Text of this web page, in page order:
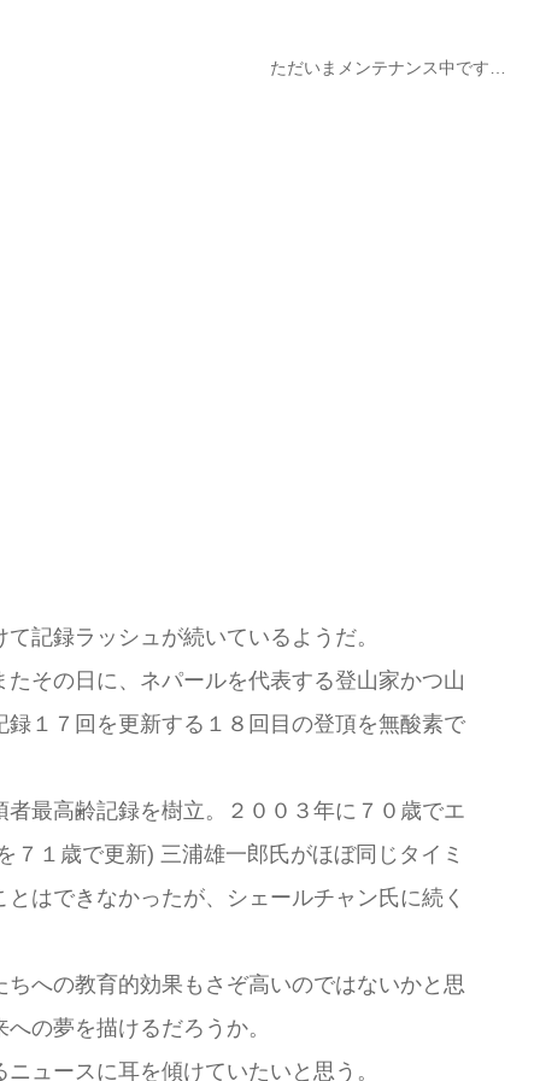
ただいまメンテナンス中です…
記録ラッシュが続いているようだ。
その日に、ネパールを代表する登山家かつ山
１７回を更新する１８回目の登頂を無酸素で
最高齢記録を樹立。２００３年に７０歳でエ
１歳で更新) 三浦雄一郎氏がほぼ同じタイミ
はできなかったが、シェールチャン氏に続く
ちへの教育的効果もさぞ高いのではないかと思
の夢を描けるだろうか。
ュースに耳を傾けていたいと思う。